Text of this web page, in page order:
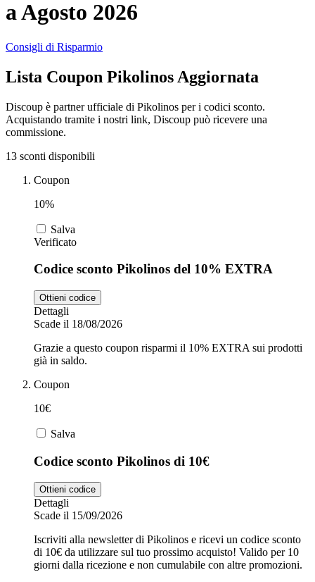
ITA Airways
Alpitour
Privé by
Zalando
adidas
Vacanze e
Hotel
Cosmetici e
Farmacia
Scarpe
a Agosto 2026
Consigli di Risparmio
Lista Coupon Pikolinos Aggiornata
Discoup è partner ufficiale di Pikolinos per i codici sconto.
Acquistando tramite i nostri link, Discoup può ricevere una
commissione.
13 sconti disponibili
Coupon
10%
Salva
Verificato
Codice sconto Pikolinos del 10% EXTRA
Ottieni codice
Dettagli
Scade il 18/08/2026
Grazie a questo coupon risparmi il 10% EXTRA sui prodotti
già in saldo.
Coupon
10€
Salva
Codice sconto Pikolinos di 10€
Ottieni codice
Dettagli
Scade il 15/09/2026
Iscriviti alla newsletter di Pikolinos e ricevi un codice sconto
di 10€ da utilizzare sul tuo prossimo acquisto! Valido per 10
giorni dalla ricezione e non cumulabile con altre promozioni.